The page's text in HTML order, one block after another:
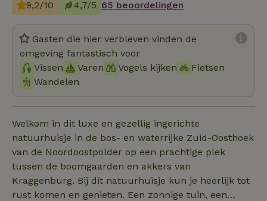
9,2/10 4,7/5 65 beoordelingen
Gasten die hier verbleven vinden de
omgeving fantastisch voor
Vissen
Varen Vogels kijken
Fietsen
Wandelen
Welkom in dit luxe en gezellig ingerichte
natuurhuisje in de bos- en waterrijke Zuid-Oosthoek
van de Noordoostpolder op een prachtige plek
tussen de boomgaarden en akkers van
Kraggenburg. Bij dit natuurhuisje kun je heerlijk tot
rust komen en genieten. Een zonnige tuin, een